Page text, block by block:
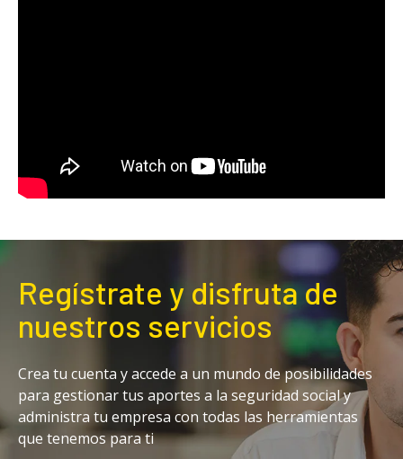
Regístrate y disfruta de
nuestros servicios
Crea tu cuenta y accede a un mundo de posibilidades
para gestionar tus aportes a la seguridad social y
administra tu empresa con todas las herramientas
que tenemos para ti